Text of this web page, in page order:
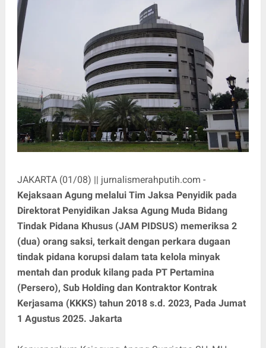
JAKARTA (01/08) || jurnalismerahputih.com -
Kejaksaan Agung melalui Tim Jaksa Penyidik pada
Direktorat Penyidikan Jaksa Agung Muda Bidang
Tindak Pidana Khusus (JAM PIDSUS) memeriksa 2
(dua) orang saksi, terkait dengan perkara dugaan
tindak pidana korupsi dalam tata kelola minyak
mentah dan produk kilang pada PT Pertamina
(Persero), Sub Holding dan Kontraktor Kontrak
Kerjasama (KKKS) tahun 2018 s.d. 2023, Pada Jumat
1 Agustus 2025. Jakarta